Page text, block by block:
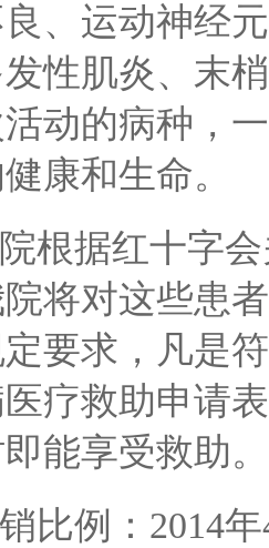
、运动神经
性肌炎、末
动的病种，
康和生命。
根据红十字
将对这些患
要求，凡是
疗救助申请
能享受救助。
比例：2014